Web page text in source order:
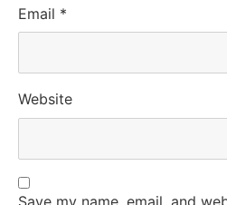
Email *
Website